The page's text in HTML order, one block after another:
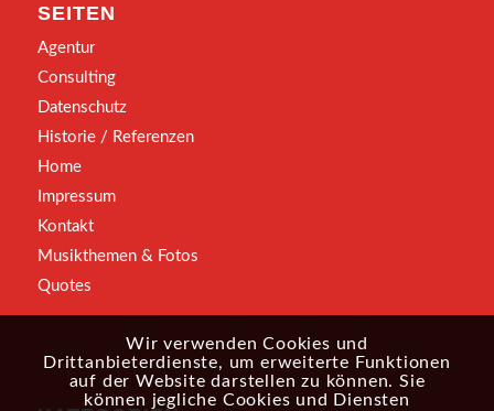
SEITEN
Agentur
Consulting
Datenschutz
Historie / Referenzen
Home
Impressum
Kontakt
Musikthemen & Fotos
Quotes
Wir verwenden Cookies und
Drittanbieterdienste, um erweiterte Funktionen
auf der Website darstellen zu können. Sie
können jegliche Cookies und Diensten